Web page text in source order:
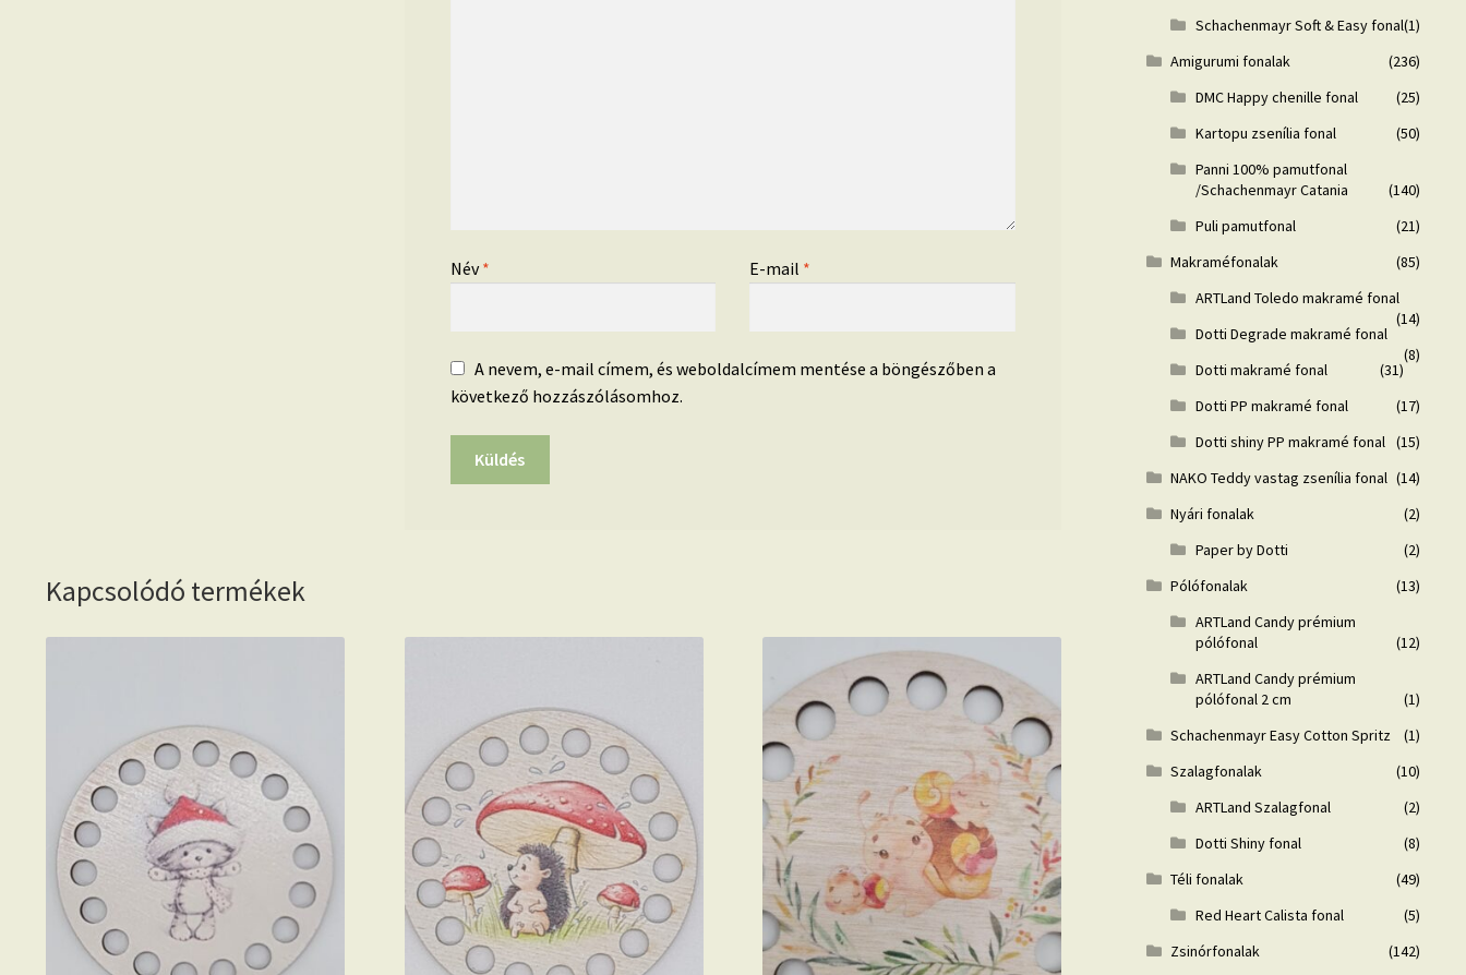
Név* E-mail *
A nevem, e-mail címem, és weboldalcímem mentése a böngészőben a
következő hozzászólásomhoz.
Kapcsolódó termékek
Schachenmayr Soft & Easy fonal(1)
Amigurumi fonalak
(236)
DMC Happy chenille fonal
(25)
Kartopu zsenília fonal
(50)
Panni 100% pamutfonal
/Schachenmayr Catania
(140)
Puli pamutfonal
(21)
Makraméfonalak
(85)
ARTLand Toledo makramé fonal
(14)
Dotti Degrade makramé fonal
(8)
Dotti makramé fonal
(31)
Dotti PP makramé fonal
(17)
Dotti shiny PP makramé fonal (15)
NAKO Teddy vastag zsenília fonal (14)
Nyári fonalak
(2)
Paper by Dotti
(2)
Pólófonalak
(13)
ARTLand Candy prémium
pólófonal
(12)
ARTLand Candy prémium
pólófonal 2 cm
(1)
Schachenmayr Easy Cotton Spritz
(1)
Szalagfonalak
(10)
ARTLand Szalagfonal
(2)
Dotti Shiny fonal
(8)
Téli fonalak
(49)
Red Heart Calista fonal
(5)
Zsinórfonalak
(142)